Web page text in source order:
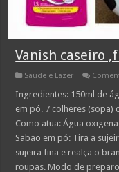
Vanish caseiro
Saúde e Lazer
Ingredientes: 150ml de
em pó. 7 colheres (sopa)
Como atua: Água
Sabão em pó: Tira a
sujeira fina e realça o
roupas. Modo de